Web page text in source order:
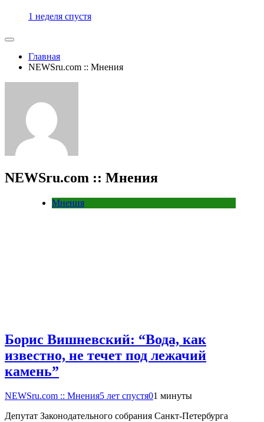
1 неделя спустя
Главная
NEWSru.com :: Мнения
NEWSru.com :: Мнения
Мнения
Борис Вишневский: “Вода, как
известно, не течет под лежачий
камень”
NEWSru.com :: Мнения5 лет спустя01 минуты
Депутат Законодательного собрания Санкт-Петербурга